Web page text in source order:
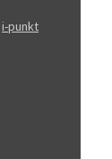
i-punkt